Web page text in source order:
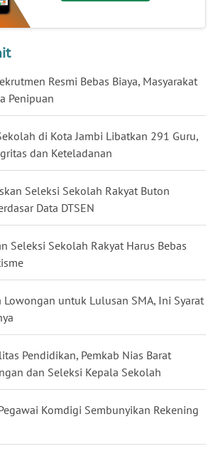
Resmi Bebas Biaya, Masyarakat
Penipuan
di Kota Jambi Libatkan 291 Guru,
dan Keteladanan
Seleksi Sekolah Rakyat Buton
Data DTSEN
Seleksi Sekolah Rakyat Harus Bebas
Lowongan untuk Lulusan SMA, Ini Syarat
Pendidikan, Pemkab Nias Barat
dan Seleksi Kepala Sekolah
Komdigi Sembunyikan Rekening